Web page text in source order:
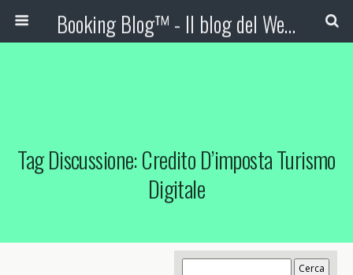
Booking Blog™ - Il blog del Web Marketing Turistico
Tag Discussione: Credito D’imposta Turismo
Digitale